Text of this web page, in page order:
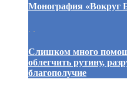
Монография «Вокруг
. .
Слишком много
облегчить рутину,
благополучие